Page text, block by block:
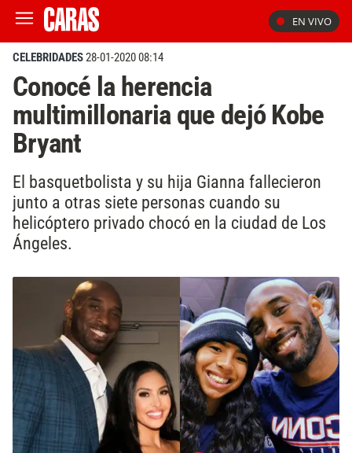
EN VIVO
CELEBRIDADES28-01-2020 08:14
Conocé la herencia
multimillonaria que dejó Kobe
Bryant
El basquetbolista y su hija Gianna fallecieron
junto a otras siete personas cuando su
helicóptero privado chocó en la ciudad de Los
Ángeles.